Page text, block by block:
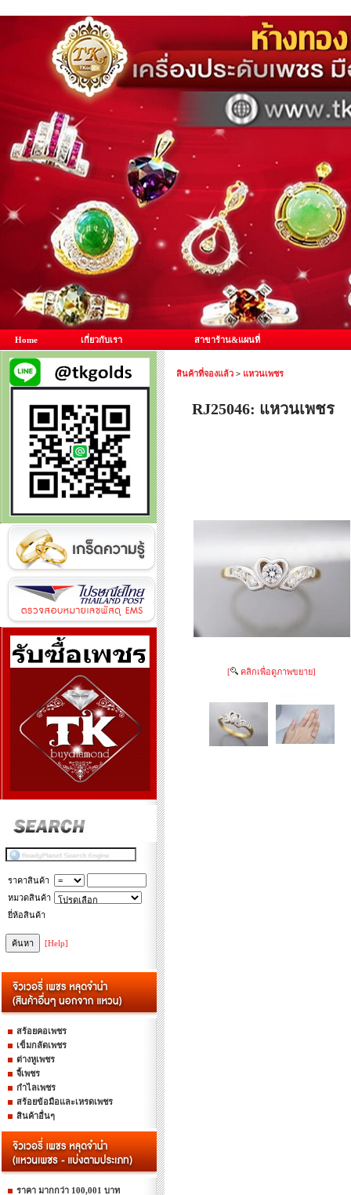
Home เกี่ยวกับเรา สาขาร้าน&แผนที่
ราคาสินค้า
หมวดสินค้า
ยี่ห้อสินค้า
[Help]
สร้อยคอเพชร
เข็มกลัดเพชร
ต่างหูเพชร
จี้เพชร
กำไลเพชร
สร้อยข้อมือและเหรดเพชร
สินค้าอื่นๆ
ราคา มากกว่า 100,001 บาท
สินค้าที่จองแล้ว > แหวนเพชร
RJ25046: แหวนเพชร
[ คลิกเพื่อดูภาพขยาย]